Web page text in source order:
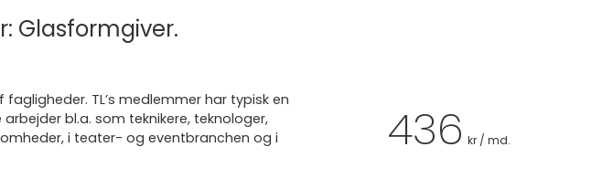
Glasformgiver.
TL’s medlemmer har typisk en
bl.a. som teknikere, teknologer,
i teater- og eventbranchen og i
436 kr / md.